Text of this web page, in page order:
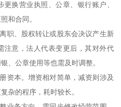
换营业执照、公章、银行账户、
和合同。
职、股权转让或股东会决议产生新
注意，法人代表变更后，其对外代
、公章使用等也需及时调整。
资本。增资相对简单，减资则涉及
杂的程序，耗时较长。